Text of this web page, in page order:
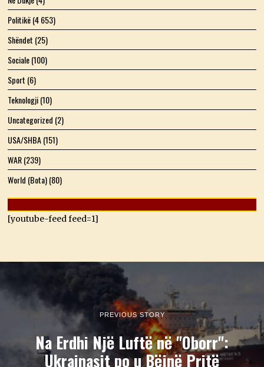
Politikë(4 653)
Shëndet (25)
Sociale(100)
Sport (6)
Teknologji(10)
Uncategorized (2)
USA/SHBA(151)
WAR(239)
World (Bota)(80)
[youtube-feed feed=1]
PREVIOUS STORY
Na Erdhi Një Luftë në "Oborr":
Ukrainasit po u Bëjnë Pritë